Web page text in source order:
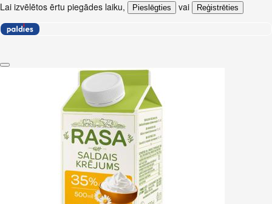
Lai izvēlētos ērtu piegādes laiku, Pieslēgties vai Reģistrēties